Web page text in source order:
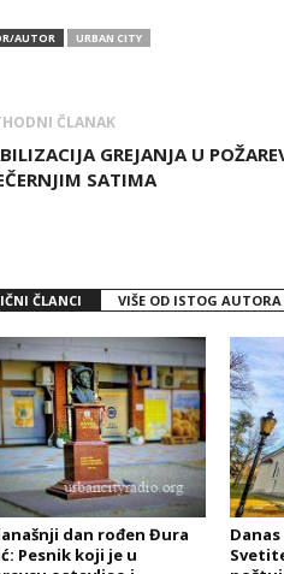
AUTOR URBAN CITY
ČLANAK
GREJANJA U
SATIMA
ČLANCI VIŠE OD ISTOG AUTORA
dan rođen Đura
Pesnik koji je u